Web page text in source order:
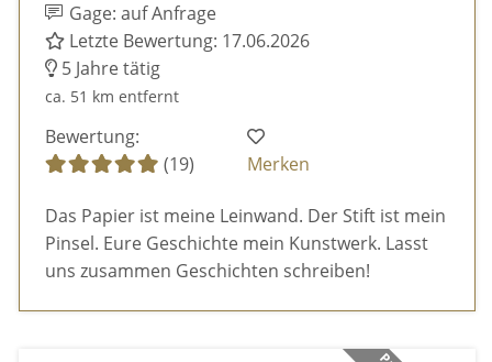
Gage: auf Anfrage
Letzte Bewertung: 17.06.2026
5 Jahre tätig
ca. 51 km entfernt
Bewertung:
(19)
Merken
Das Papier ist meine Leinwand. Der Stift ist mein
Pinsel. Eure Geschichte mein Kunstwerk. Lasst
uns zusammen Geschichten schreiben!